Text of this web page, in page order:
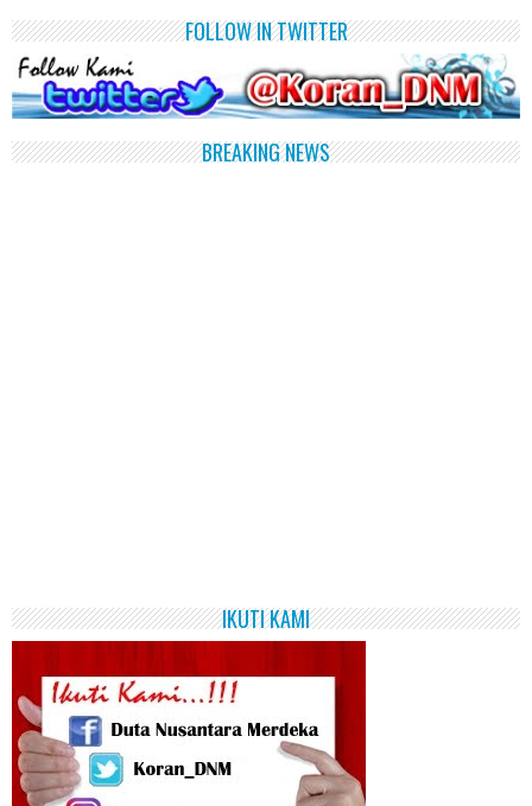
FOLLOW IN TWITTER
BREAKING NEWS
IKUTI KAMI